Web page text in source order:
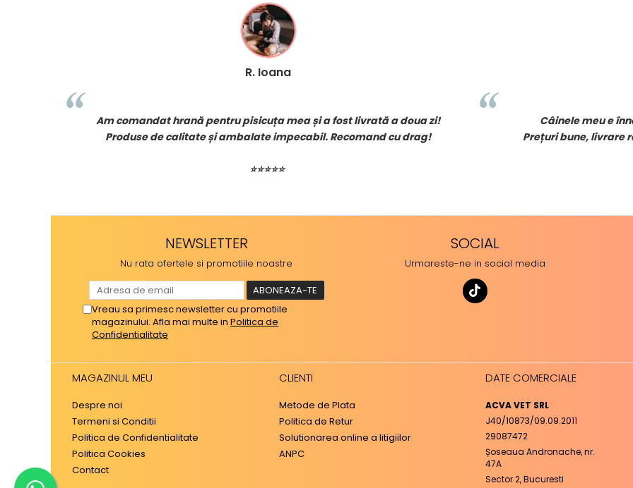
M. George
Câinele meu e înnebunit după hrana de la Mihai Acasă!
Prețuri bune, livrare rapidă și mereu pe stoc. Foarte mulțumit!
⭐⭐⭐⭐⭐
Totul a venit perfect
NEWSLETTER
Nu rata ofertele si promotiile noastre
Vreau sa primesc newsletter cu promotiile
magazinului. Afla mai multe in Politica de
Confidentialitate
SOCIAL
Urmareste-ne in social media
MAGAZINUL MEU
Despre noi
Termeni si Conditii
Politica de Confidentialitate
Politica Cookies
Contact
CLIENTI
Metode de Plata
Politica de Retur
Solutionarea online a litigiilor
ANPC
DATE COMERCIALE
ACVA VET SRL
J40/10873/09.09.2011
29087472
Șoseaua Andronache, nr.
47A
Sector 2, Bucuresti